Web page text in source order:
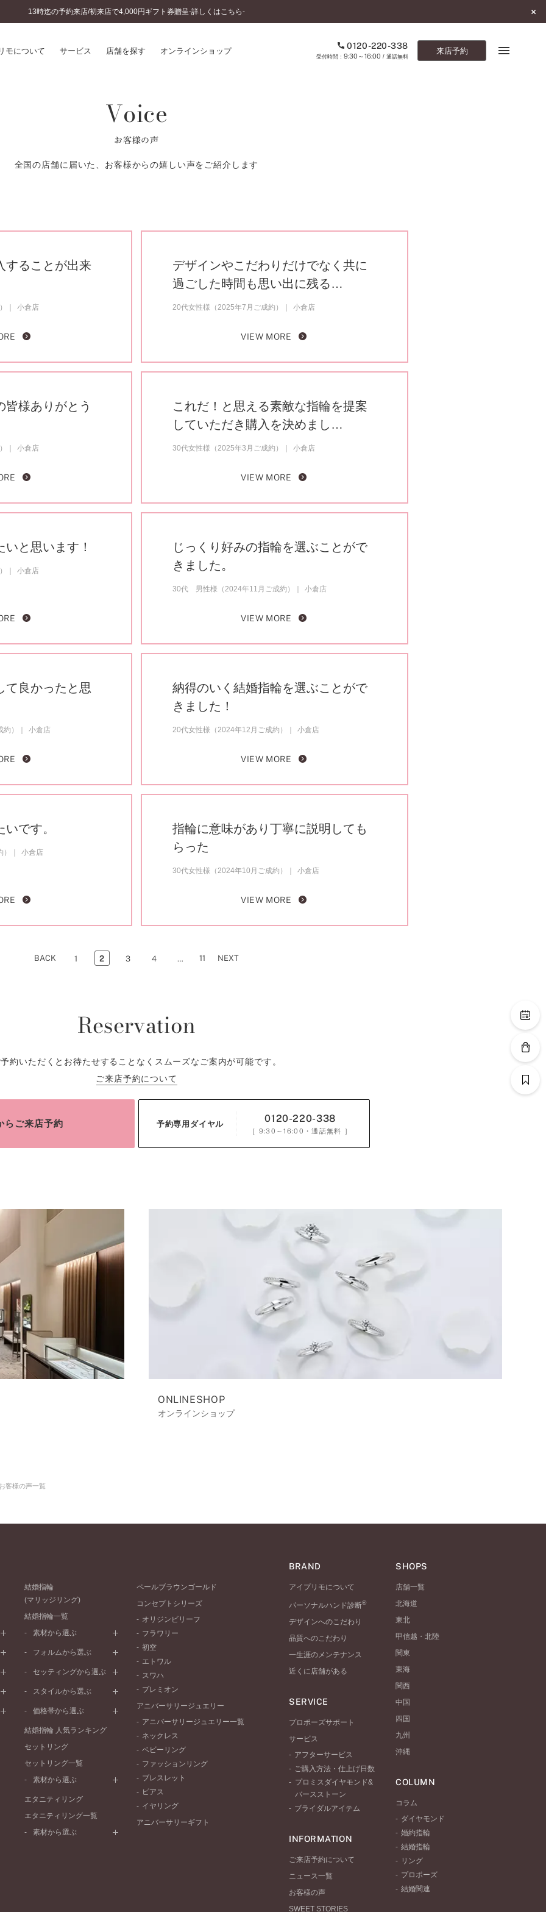
13時迄の予約来店/初来店で4,000円ギフト券贈呈-詳しくはこちら-
モについて サービス 店舗を探す オンラインショップ 0120-220-338
9:30～16:00/ 通話無料
来店予約
のこだわり
方法・仕上げ日数
ダルアイテム
ーズサポート
プ
予約について
婚約指輪とは
結婚指輪とは
セットリングとは
よくあるご質問
お問い合わせ
Voice
お客様の声
全国の店舗に届いた、お客様からの嬉しい声をご紹介します
することが出来
小倉店
デザインやこだわりだけでなく共に
過ごした時間も思い出に残る…
20代女性様（2025年7月ご成約） 小倉店
VIEW MORE
皆様ありがとう
小倉店
これだ！と思える素敵な指輪を提案
していただき購入を決めまし…
30代女性様（2025年3月ご成約） 小倉店
VIEW MORE
と思います！
小倉店
じっくり好みの指輪を選ぶことがで
きました。
30代 男性様（2024年11月ご成約） 小倉店
VIEW MORE
て良かったと思
） 小倉店
納得のいく結婚指輪を選ぶことがで
きました！
20代女性様（2024年12月ご成約） 小倉店
VIEW MORE
です。
小倉店
指輪に意味があり丁寧に説明しても
らった
30代女性様（2024年10月ご成約） 小倉店
VIEW MORE
BACK 1 2 3 4 … 11 NEXT
Reservation
約いただくとお待たせすることなくスムーズなご案内が可能です。
ご来店予約について
らご来店予約 予約専用ダイヤル 0120-220-338
［ 9:30～16:00 ・通話無料 ］
ONLINESHOP
オンラインショップ
客様の声一覧
結婚指輪
(マリッジリング)
結婚指輪一覧
素材から選ぶ
プラチナ
ピンクゴールド
ペールブラウンゴールド
フォルムから選ぶ
ストレートライン
V字ライン
セッティングから選ぶ
プレーン
セベラルメレ
ラインメレ
スタイルから選ぶ
シンプル
モード
エレガント
ゴージャス
価格帯から選ぶ
50万円～
20万円～30万円
10万円～20万円
結婚指輪 人気ランキング
セットリング
セットリング一覧
素材から選ぶ
プラチナ
ペールブラウンゴールド
エタニティリング
エタニティリング一覧
素材から選ぶ
ペールブラウンゴールド
コンセプトシリーズ
オリジンビリーフ
フラワリー
初空
エトワル
スワハ
プレミオン
アニバーサリージュエリー
アニバーサリージュエリー一覧
ネックレス
ベビーリング
ファッションリング
ブレスレット
ピアス
イヤリング
アニバーサリーギフト
BRAND
アイプリモについて
パーソナルハンド診断®
デザインへのこだわり
品質へのこだわり
一生涯のメンテナンス
近くに店舗がある
SERVICE
プロポーズサポート
サービス
アフターサービス
ご購入方法・仕上げ日数
プロミスダイヤモンド&
バースストーン
ブライダルアイテム
INFORMATION
ご来店予約について
ニュース一覧
お客様の声
SWEET STORIES
SHOPS
店舗一覧
北海道
東北
甲信越・北陸
関東
東海
関西
中国
四国
九州
沖縄
COLUMN
コラム
ダイヤモンド
婚約指輪
結婚指輪
リング
プロポーズ
結婚関連